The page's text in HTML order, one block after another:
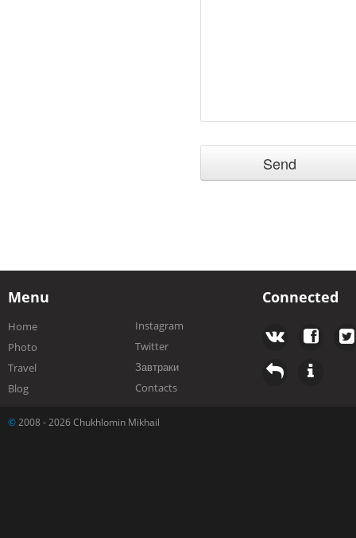
Menu
Home
Photo
Travel
Blog
Instagram
Twitter
Завтраки
Contacts
Connected
© 2008 - 2026 Chukhlomin Mikhail